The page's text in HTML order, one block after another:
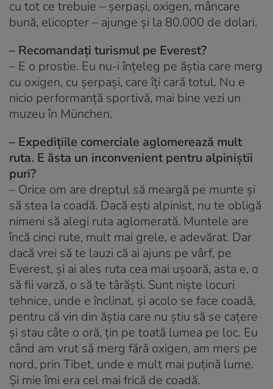
cu tot ce trebuie – șerpași, oxigen, mâncare
bună, elicopter – ajunge și la 80.000 de dolari.
– Recomandați turismul pe Everest?
– E o prostie. Eu nu-i înțeleg pe ăștia care merg
cu oxigen, cu șerpași, care îți cară totul. Nu e
nicio performanță sportivă, mai bine vezi un
muzeu în München.
– Expedițiile comerciale aglomerează mult
ruta. E ăsta un inconvenient pentru alpiniștii
puri?
– Orice om are dreptul să meargă pe munte și
să stea la coadă. Dacă ești alpinist, nu te obligă
nimeni să alegi ruta aglomerată. Muntele are
încă cinci rute, mult mai grele, e adevărat. Dar
dacă vrei să te lauzi că ai ajuns pe vârf, pe
Everest, și ai ales ruta cea mai ușoară, asta e, o
să fii varză, o să te târăști. Sunt niște locuri
tehnice, unde e înclinat, și acolo se face coadă,
pentru că vin din ăștia care nu știu să se cațere
și stau câte o oră, țin pe toată lumea pe loc. Eu
când am vrut să merg fără oxigen, am mers pe
nord, prin Tibet, unde e mult mai puțină lume.
Și mie îmi era cel mai frică de coadă.